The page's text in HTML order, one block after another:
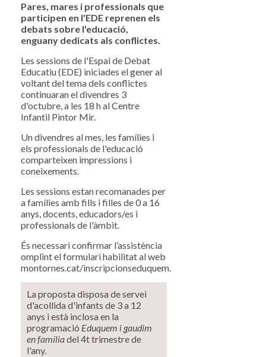
Pares, mares i professionals que
participen en l'EDE reprenen els
debats sobre l'educació,
enguany dedicats als conflictes.
Les sessions de l'Espai de Debat
Educatiu (EDE) iniciades el gener al
voltant del tema dels conflictes
continuaran el divendres 3
d'octubre, a les 18 h al Centre
Infantil Pintor Mir.
Un divendres al mes, les famílies i
els professionals de l'educació
comparteixen impressions i
coneixements.
Les sessions estan recomanades per
a famílies amb fills i filles de 0 a 16
anys, docents, educadors/es i
professionals de l'àmbit.
És necessari confirmar l’assistència
omplint el formulari habilitat al web
montornes.cat/inscripcionseduquem.
La proposta disposa de servei
d'acollida d'infants de 3 a 12
anys i està inclosa en la
programació Eduquem i gaudim
en famíliadel 4t trimestre de
l'any.